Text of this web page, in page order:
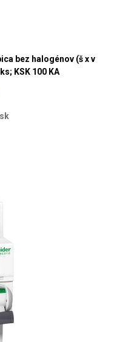
bez halogénov (š x v
KSK 100 KA